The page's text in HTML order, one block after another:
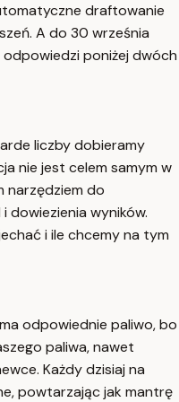
draftowanie
A do 30 września
poniżej dwóch
liczby dobieramy
nie jest celem samym w
narzędziem do
dowiezienia wyników.
i ile chcemy na tym
odpowiednie paliwo, bo
paliwa, nawet
Każdy dzisiaj na
powtarzając jak mantrę